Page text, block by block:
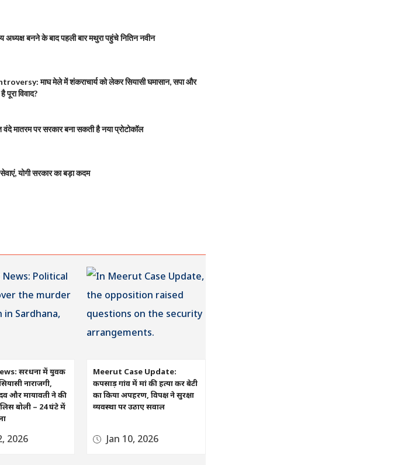
बनने के बाद पहली बार मथुरा पहुंचे नितिन नवीन
माघ मेले में शंकराचार्य को लेकर सियासी घमासान, सपा और
पूरा विवाद?
मातरम पर सरकार बना सकती है नया प्रोटोकॉल
योगी सरकार का बड़ा कदम
सरधना में युवक
नाराजगी,
और मायावती ने की
बोली – 24 घंटे में
2026
Meerut Case Update:
कपसाड़ गांव में मां की हत्या कर बेटी
का किया अपहरण, विपक्ष ने सुरक्षा
व्यवस्था पर उठाए सवाल
Jan 10, 2026